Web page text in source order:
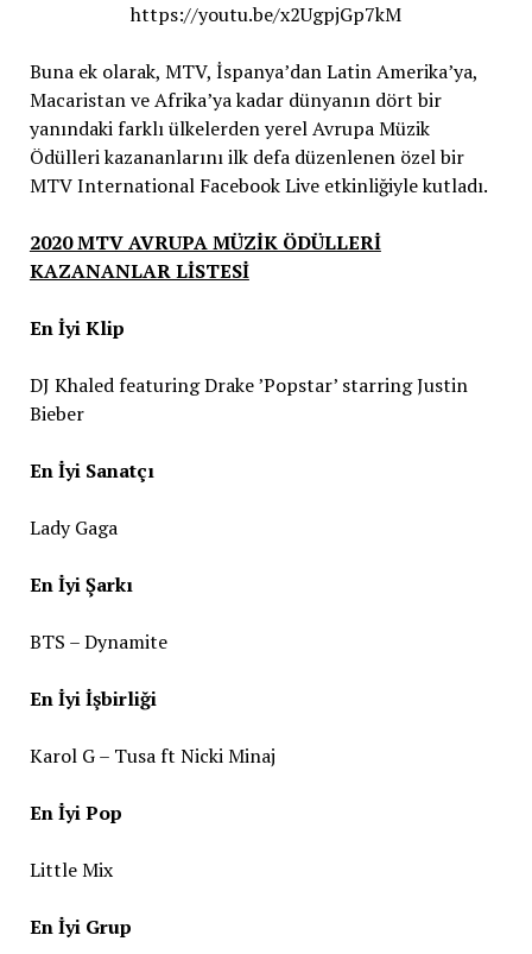
https://youtu.be/x2UgpjGp7kM
Buna ek olarak, MTV, İspanya’dan Latin Amerika’ya,
Macaristan ve Afrika’ya kadar dünyanın dört bir
yanındaki farklı ülkelerden yerel Avrupa Müzik
Ödülleri kazananlarını ilk defa düzenlenen özel bir
MTV International Facebook Live etkinliğiyle kutladı.
2020 MTV AVRUPA MÜZİK ÖDÜLLERİ
KAZANANLAR LİSTESİ
En İyi Klip
DJ Khaled featuring Drake ’Popstar’ starring Justin
Bieber
En İyi Sanatçı
Lady Gaga
En İyi Şarkı
BTS – Dynamite
En İyi İşbirliği
Karol G – Tusa ft Nicki Minaj
En İyi Pop
Little Mix
En İyi Grup